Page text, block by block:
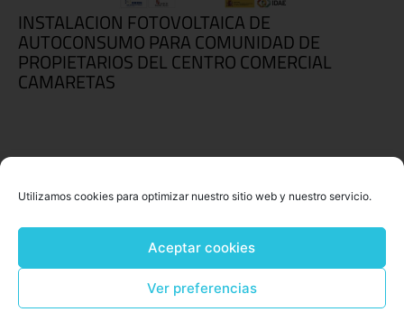
Utilizamos cookies para optimizar nuestro sitio web y nuestro servicio.
Aceptar cookies
Ver preferencias
INSTALACION FOTOVOLTAICA DE
AUTOCONSUMO PARA COMUNIDAD DE
PROPIETARIOS DEL CENTRO COMERCIAL
CAMARETAS